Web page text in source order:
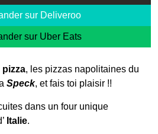
sur Deliveroo
sur Uber Eats
pizza, les pizzas napolitaines du
Speck, et fais toi plaisir !!
dans un four unique
Italie.